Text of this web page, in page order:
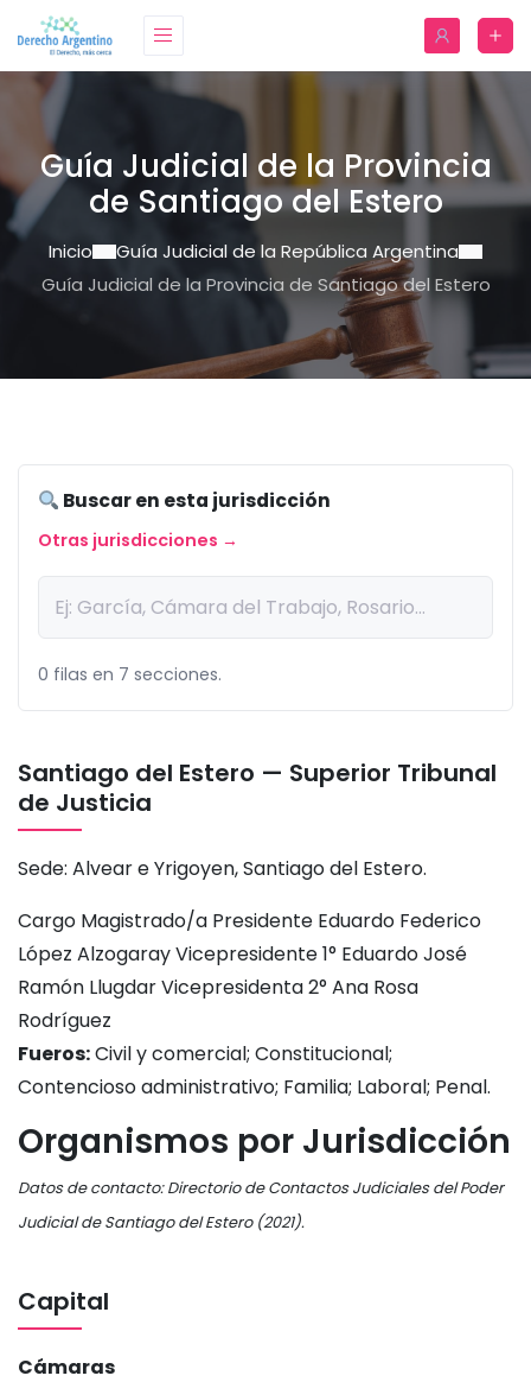
Guía Judicial de la Provincia
de Santiago del Estero
Inicio
Guía Judicial de la República Argentina
Guía Judicial de la Provincia de Santiago del Estero
Buscar en esta jurisdicción
Otras jurisdicciones →
0 filas en 7 secciones.
Santiago del Estero — Superior Tribunal
de Justicia
Sede: Alvear e Yrigoyen, Santiago del Estero.
Cargo Magistrado/a Presidente Eduardo Federico
López Alzogaray Vicepresidente 1° Eduardo José
Ramón Llugdar Vicepresidenta 2° Ana Rosa
Rodríguez
Fueros:Civil y comercial; Constitucional;
Contencioso administrativo; Familia; Laboral; Penal.
Organismos por Jurisdicción
Datos de contacto: Directorio de Contactos Judiciales del Poder
Judicial de Santiago del Estero (2021).
Capital
Cámaras